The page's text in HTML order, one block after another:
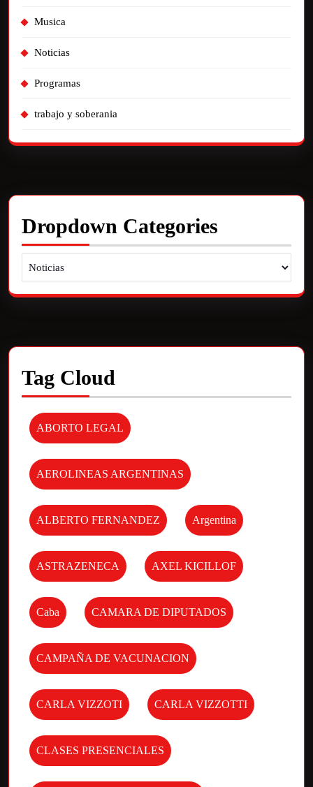
Musica
Noticias
Programas
trabajo y soberania
Dropdown Categories
Tag Cloud
ABORTO LEGAL
AEROLINEAS ARGENTINAS
ALBERTO FERNANDEZ Argentina
ASTRAZENECA AXEL KICILLOF
Caba CAMARA DE DIPUTADOS
CAMPAÑA DE VACUNACION
CARLA VIZZOTI CARLA VIZZOTTI
CLASES PRESENCIALES